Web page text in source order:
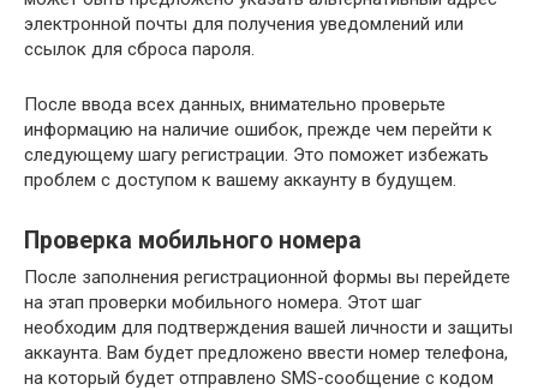
электронной почты для получения уведомлений или
ссылок для сброса пароля.
После ввода всех данных, внимательно проверьте
информацию на наличие ошибок, прежде чем перейти к
следующему шагу регистрации. Это поможет избежать
проблем с доступом к вашему аккаунту в будущем.
Проверка мобильного номера
После заполнения регистрационной формы вы перейдете
на этап проверки мобильного номера. Этот шаг
необходим для подтверждения вашей личности и защиты
аккаунта. Вам будет предложено ввести номер телефона,
на который будет отправлено SMS-сообщение с кодом